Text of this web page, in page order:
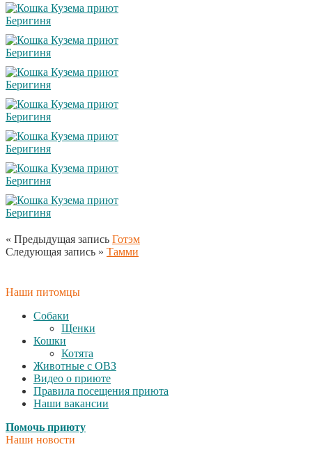
« Предыдущая запись Готэм
Следующая запись » Тамми
Наши питомцы
Собаки
Щенки
Кошки
Котята
Животные с ОВЗ
Видео о приюте
Правила посещения приюта
Наши вакансии
Помочь приюту
Наши новости